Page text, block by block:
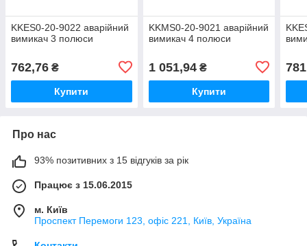
KKES0-20-9022 аварійний
вимикач 3 полюси
762,76 ₴
Купити
KKMS0-20-9021 аварійний
вимикач 4 полюси
1 051,94₴
Купити
Про нас
93% позитивних з 15 відгуків за рік
Працює з 15.06.2015
м. Київ
Проспект Перемоги 123, офіс 221, Київ, Україна